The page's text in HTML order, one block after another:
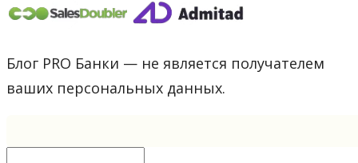
Блог PRO Банки — не является получателем
ваших персональных данных.